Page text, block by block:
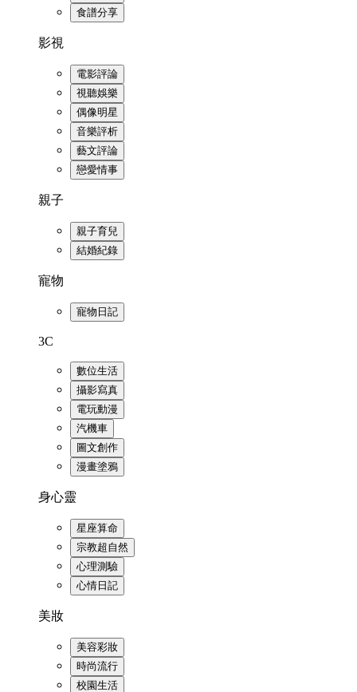
食譜分享
影視
電影評論
視聽娛樂
偶像明星
音樂評析
藝文評論
戀愛情事
親子
親子育兒
結婚紀錄
寵物
寵物日記
3C
數位生活
攝影寫真
電玩動漫
汽機車
圖文創作
漫畫塗鴉
身心靈
星座算命
宗教超自然
心理測驗
心情日記
美妝
美容彩妝
時尚流行
校園生活